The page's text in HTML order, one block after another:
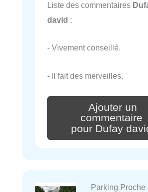
Liste des commentaires
david :
- Vivement conseillé.
- Il fait des merveilles.
Ajouter un
commentaire
pour Dufay
Parking Proche